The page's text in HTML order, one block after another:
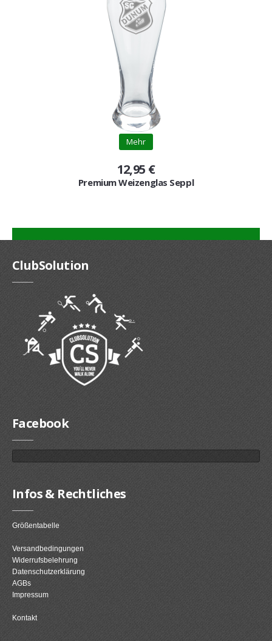
Mehr
12,95 €
Premium Weizenglas Seppl
ClubSolution
Facebook
Infos & Rechtliches
Größentabelle
Versandbedingungen
Widerrufsbelehrung
Datenschutzerklärung
AGBs
Impressum
Kontakt